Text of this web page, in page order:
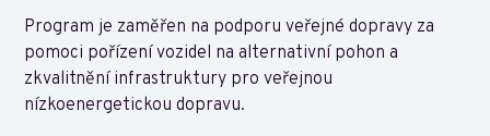
Program je zaměřen na podporu veřejné dopravy za
pomoci pořízení vozidel na alternativní pohon a
zkvalitnění infrastruktury pro veřejnou
nízkoenergetickou dopravu.